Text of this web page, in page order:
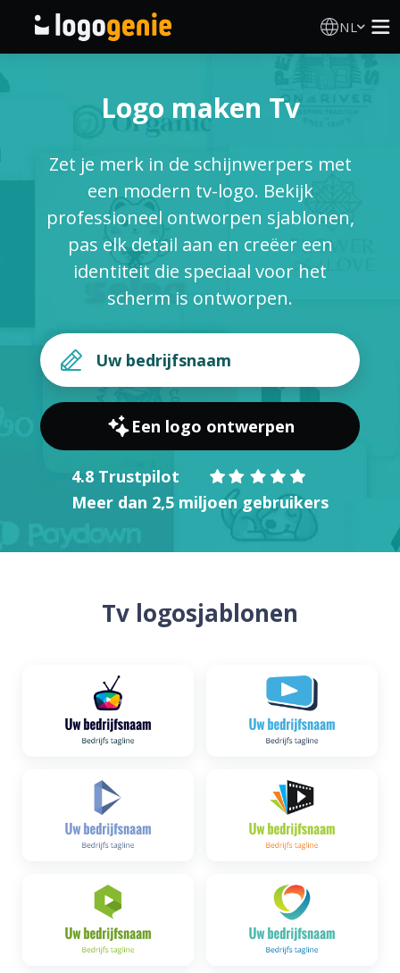
NL
AI logogenerator
Logo-ideeën
Gedrukte producten
INLOGGEN
Logo maken Tv
Zet je merk in de schijnwerpers met
een modern tv-logo. Bekijk
professioneel ontworpen sjablonen,
pas elk detail aan en creëer een
identiteit die speciaal voor het
scherm is ontworpen.
Een logo ontwerpen
4.8 Trustpilot
Meer dan 2,5 miljoen gebruikers
Tv logosjablonen